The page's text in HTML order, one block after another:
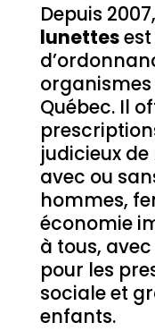
Depuis
lunettesest
Québec. Il
judicieux
avec ou
hommes,
économie
à tous,
pour les
sociale et
enfants.